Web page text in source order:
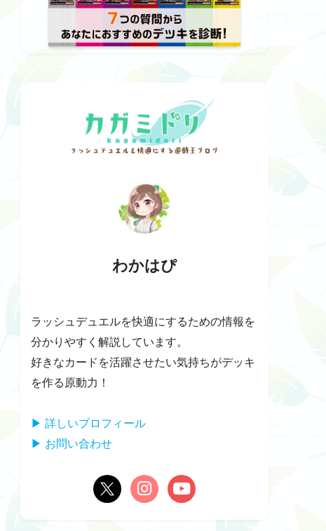
わかはぴ
ラッシュデュエルを快適にするための情報を
分かりやすく解説しています。
好きなカードを活躍させたい気持ちがデッキ
を作る原動力！
▶ 詳しいプロフィール
▶ お問い合わせ